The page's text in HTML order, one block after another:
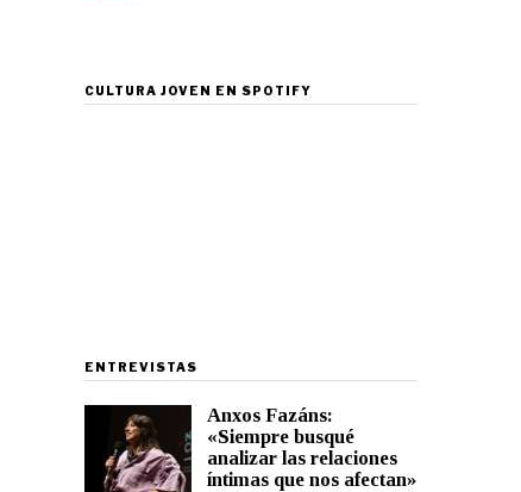
CULTURA JOVEN EN SPOTIFY
ENTREVISTAS
Anxos Fazáns:
«Siempre busqué
analizar las relaciones
íntimas que nos afectan»